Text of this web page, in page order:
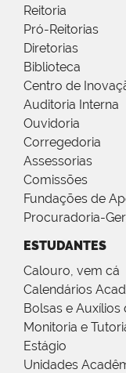
Reitoria
Pró-Reitorias
Diretorias
Biblioteca
Centro de
Auditoria Interna
Ouvidoria
Corregedoria
Assessorias
Comissões
Fundações de
Procuradoria-
ESTUDANTES
Calouro, vem cá
Calendários
Bolsas e Auxílios
Monitoria e
Estágio
Unidades